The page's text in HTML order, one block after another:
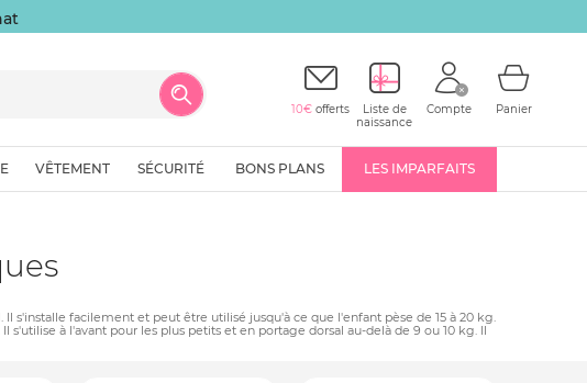
10€ offerts
Liste de
naissance
Compte Panier
VÊTEMENT SÉCURITÉ BONS PLANS LES IMPARFAITS
facilement et peut être utilisé jusqu'à ce que l'enfant pèse de 15 à 20 kg.
à l'avant pour les plus petits et en portage dorsal au-delà de 9 ou 10 kg. Il